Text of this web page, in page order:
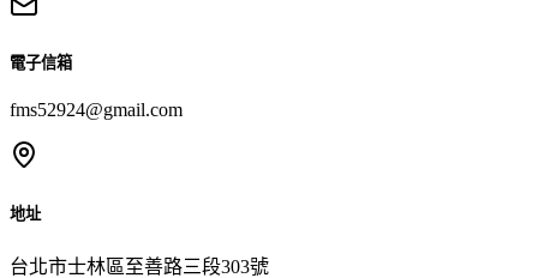
電子信箱
fms52924@gmail.com
地址
台北市士林區至善路三段303號